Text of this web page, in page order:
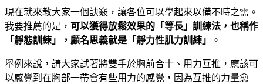
現在就來教大家一個訣竅，讓各位可以學起來以備不時之需。
我要推薦的是， 可以獲得放鬆效果的「等長」訓練法，也稱作
「靜態訓練」，顧名思義就是「靜力性肌力訓練」
。
舉例來說，請大家試著將雙手於胸前合十、用力互推，應該可
以感覺到在胸部一帶會有些用力的感覺，因為互推的力量愈